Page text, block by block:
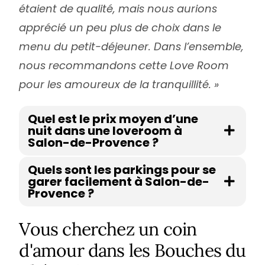
étaient de qualité, mais nous aurions
apprécié un peu plus de choix dans le
menu du petit-déjeuner. Dans l’ensemble,
nous recommandons cette Love Room
pour les amoureux de la tranquillité. »
Quel est le prix moyen d’une
nuit dans une loveroom à
Salon-de-Provence ?
Quels sont les parkings pour se
garer facilement à Salon-de-
Provence ?
Vous cherchez un coin
d'amour dans les Bouches du